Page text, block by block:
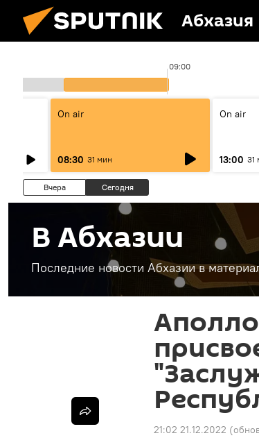
Абхазия
09:00
On air
08:30 31 мин
On air
13:00 31
Вчера Сегодня
В Абхазии
Последние новости Абхазии в
21:02 21.12.2022